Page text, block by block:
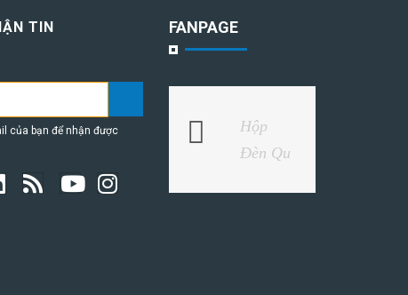
TIN
của bạn để nhận được
FANPAGE
Hộp
Đèn Qu